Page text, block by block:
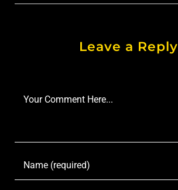
Leave a Reply